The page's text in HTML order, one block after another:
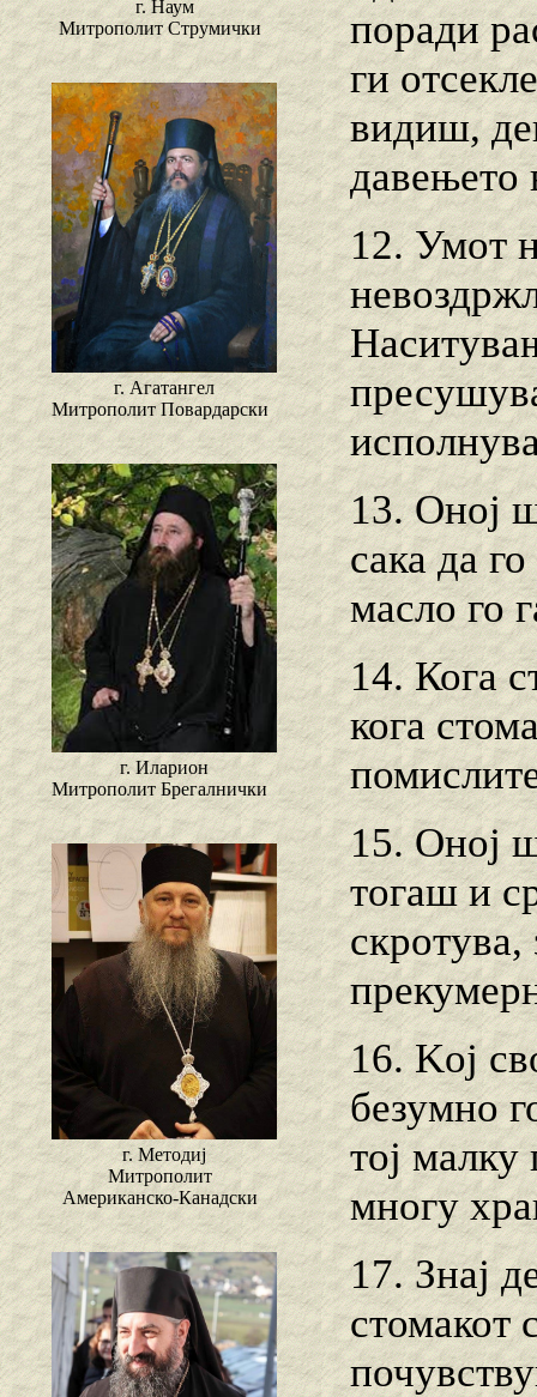
г. Наум
Митрополит Струмички
г. Агатангел
Митрополит Повардарски
г. Иларион
Митрополит Брегалнички
г. Методиј
Митрополит
Американско-Канадски
поради
ги
видиш,
давењето
12. Умот
13. Оној
сака да
масло го
14. Кога
кога
15. Оној
тогаш и
скротува,
16. Koj
безумно
тој малку
многу
17. Знај
стомакот